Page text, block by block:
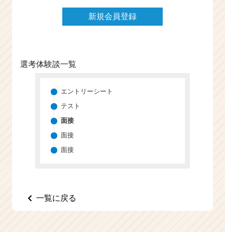
が
届
く
チ
新規会員登録
選考体験談一覧
エントリーシート
テスト
面接
面接
面接
一覧に戻る